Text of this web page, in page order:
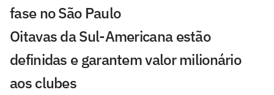
fase no São Paulo
Oitavas da Sul-Americana estão
definidas e garantem valor milionário
aos clubes